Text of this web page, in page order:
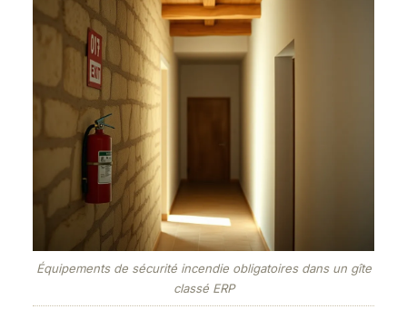
Équipements de sécurité incendie obligatoires dans un gîte
classé ERP